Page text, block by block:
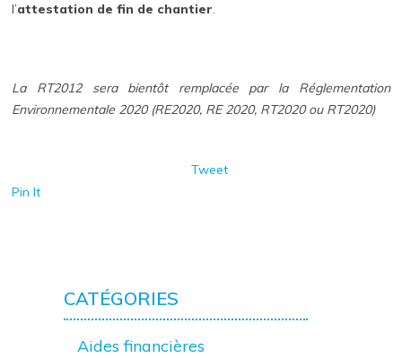
l’attestation de fin de chantier.
La RT2012 sera bientôt remplacée par la Réglementation
Environnementale 2020 (RE2020, RE 2020, RT2020 ou RT2020)
Tweet
Pin It
CATÉGORIES
Aides financières